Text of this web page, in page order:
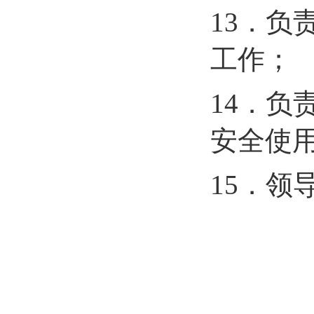
13 ．负
工作；
14 ．负
安全使
15 ． 领